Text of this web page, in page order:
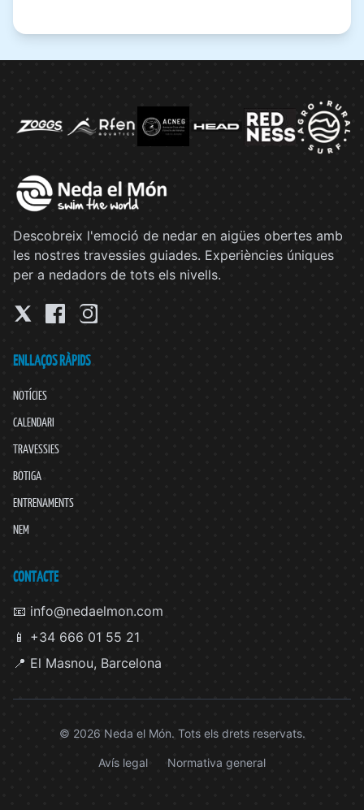
Descobreix l'emoció de nedar en aigües obertes amb
les nostres travessies guiades. Experiències úniques
per a nedadors de tots els nivells.
ENLLAÇOS RÀPIDS
NOTÍCIES
CALENDARI
TRAVESSIES
BOTIGA
ENTRENAMENTS
NEM
CONTACTE
📧 info@nedaelmon.com
📱 +34 666 01 55 21
📍 El Masnou, Barcelona
© 2026 Neda el Món. Tots els drets reservats.
Avís legal Normativa general